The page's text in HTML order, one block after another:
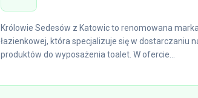
Królowie Sedesów z Katowic to renomowana
łazienkowej, która specjalizuje się w dostarczaniu
produktów do wyposażenia toalet. W ofercie...